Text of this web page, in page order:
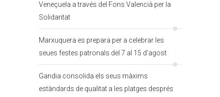
Veneçuela a través del Fons Valencià per la
Solidaritat
Marxuquera es prepara per a celebrar les
seues festes patronals del 7 al 15 d’agost
Gandia consolida els seus màxims
estàndards de qualitat a les platges després